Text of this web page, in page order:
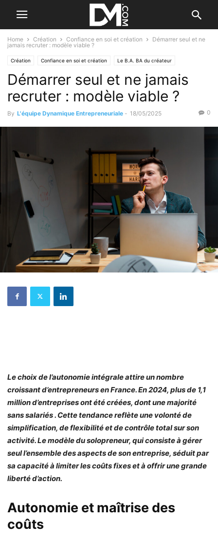
Home Création Confiance en soi et création
Démarrer seul et ne
jamais recruter : modèle viable ?
Création Confiance en soi et création Le B.A. BA du créateur
Se former à la création
Démarrer seul et ne jamais
recruter : modèle viable ?
By L'équipe Dynamique Entrepreneuriale - 18/05/2025 0
Le choix de l’autonomie intégrale attire un nombre
croissant d’entrepreneurs en France. En 2024, plus de 1,1
million d’entreprises ont été créées, dont une majorité
sans salariés . Cette tendance reflète une volonté de
simplification, de flexibilité et de contrôle total sur son
activité. Le modèle du solopreneur, qui consiste à gérer
seul l’ensemble des aspects de son entreprise, séduit par
sa capacité à limiter les coûts fixes et à offrir une grande
liberté d’action.
Autonomie et maîtrise des
coûts